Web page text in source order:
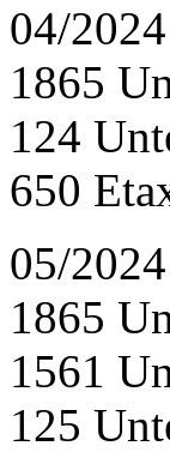
04/2024
1865
124
650
05/2024
1865
1561
125